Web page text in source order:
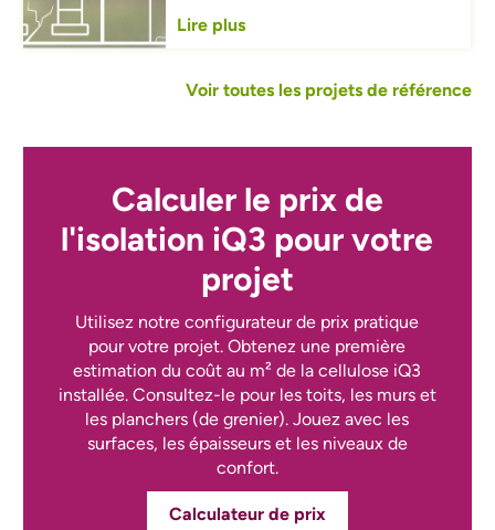
Voir toutes les projets de référence
Calculer le prix de
l'isolation iQ3 pour votre
projet
Utilisez notre configurateur de prix pratique
pour votre projet. Obtenez une première
estimation du coût au m² de la cellulose iQ3
installée. Consultez-le pour les toits, les murs et
les planchers (de grenier). Jouez avec les
surfaces, les épaisseurs et les niveaux de
confort.
Calculateur de prix